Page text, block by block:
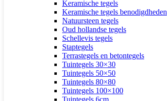
Keramische tegels
Keramische tegels benodigdheden
Natuursteen tegels
Oud hollandse tegels
Schellevis tegels
Staptegels
Terrastegels en betontegels
Tuintegels 30×30
Tuintegels 50×50
Tuintegels 80×80
Tuintegels 100×100
Tuintegels 6cm